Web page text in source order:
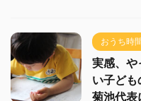
おうち時
実感、や
い子ども
菊池代表